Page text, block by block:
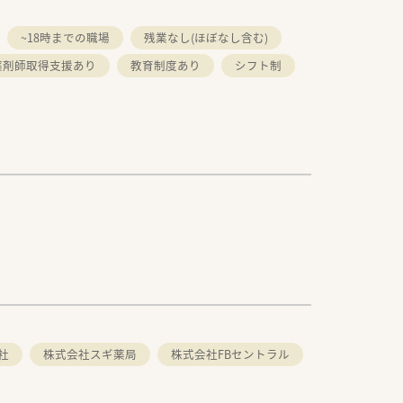
~18時までの職場
残業なし(ほぼなし含む)
師取得支援あり 教育制度あり
シフト制
株式会社スギ薬局
株式会社FBセントラル